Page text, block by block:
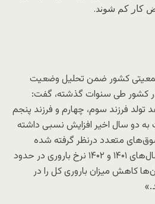
کار کم شوند.
کشور ضمن تحلیل وضعیت
در کشور طی سنوات گذشته، گفت:
فرزند سوم، چهارم و فرزند پنجم
سال ۱۴۰۲ نسبت به دو سال اخیر افزایش نسبی داشته
متعدد درنظر گرفته شده
است، با وجود این، اما در سال‌های ۱۴۰۱ و ۱۴۰۲ نرخ باروری در حدود
کاهش میزان باروری کل را در